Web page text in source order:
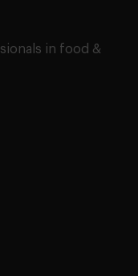
in food &